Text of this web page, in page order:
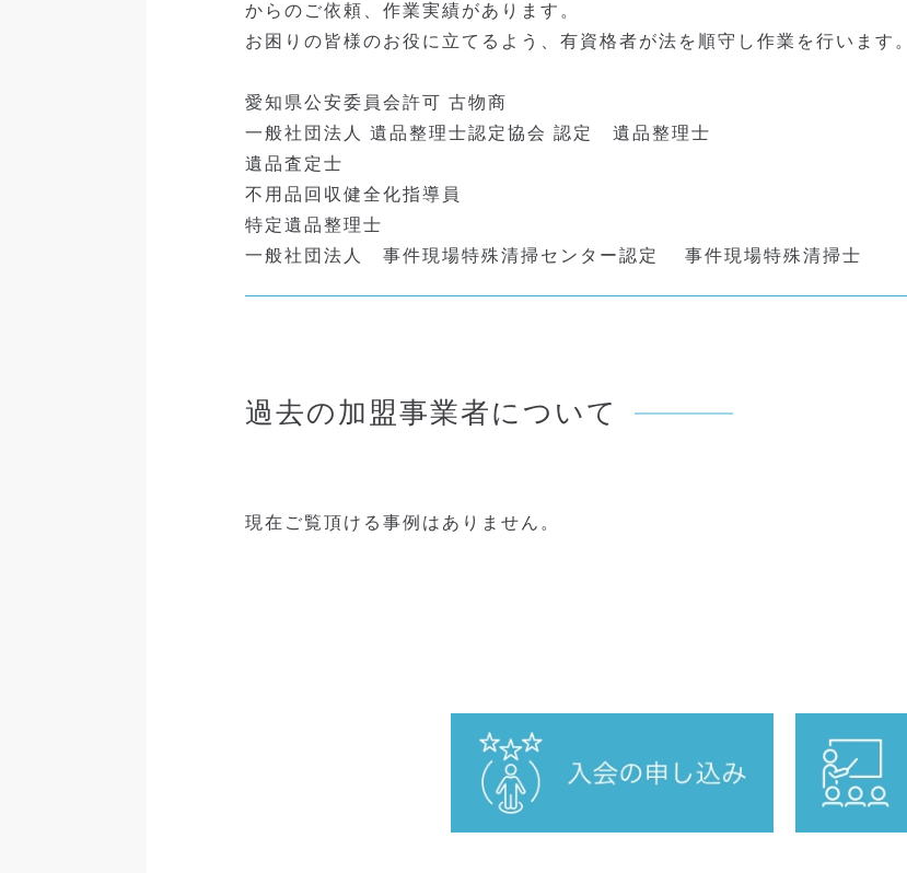
からのご依頼、作業実績があります。
お困りの皆様のお役に立てるよう、有資格者が法を順守し作業を行います。
愛知県公安委員会許可 古物商
一般社団法人 遺品整理士認定協会 認定 遺品整理士
遺品査定士
不用品回収健全化指導員
特定遺品整理士
一般社団法人 事件現場特殊清掃センター認定 事件現場特殊清掃士
過去の加盟事業者について
現在ご覧頂ける事例はありません。